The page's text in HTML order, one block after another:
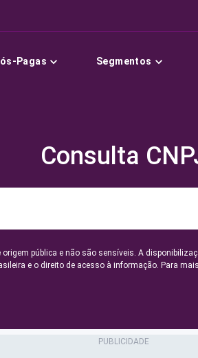
Pagas Segmentos
Consulta
pública e não são sensíveis. A
e o direito de acesso à informação. Para